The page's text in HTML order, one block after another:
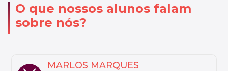
O que nossos alunos falam
sobre nós?
MARLOS MARQUES